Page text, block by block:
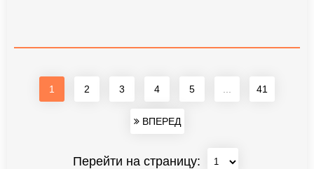
1 2 3 4 5 41
ВПЕРЕД
Перейти на страницу: